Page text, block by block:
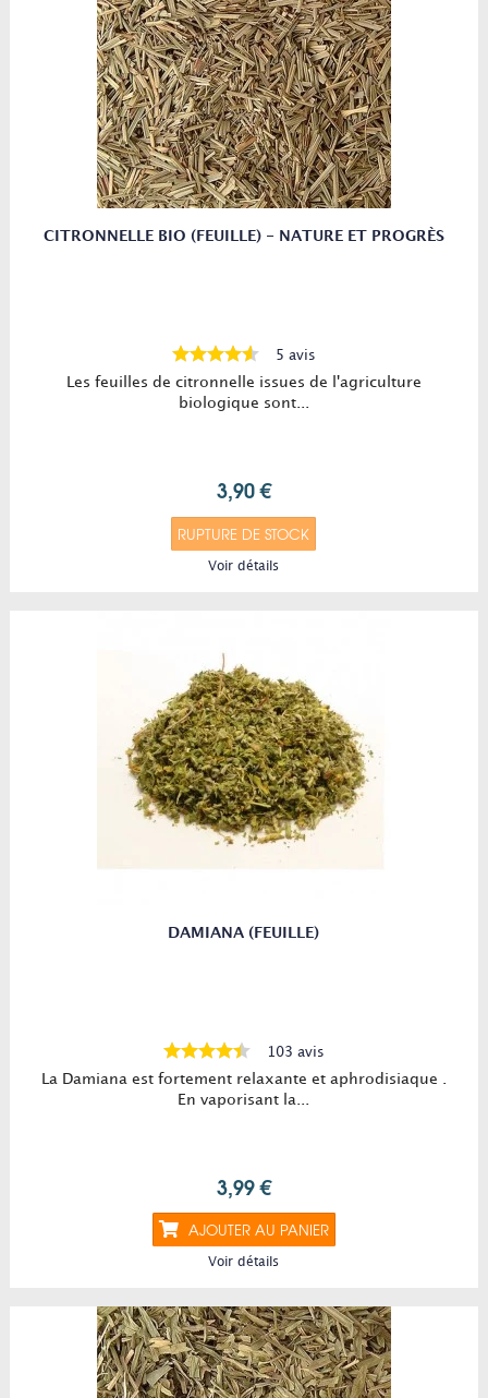
CITRONNELLE BIO (FEUILLE) - NATURE ET PROGRÈS
5 avis
Les feuilles de citronnelle issues de l'agriculture
biologique sont...
3,90 €
RUPTURE DE STOCK
Voir détails
DAMIANA (FEUILLE)
103 avis
La Damiana est fortement relaxante et aphrodisiaque .
En vaporisant la...
3,99 €
AJOUTER AU PANIER
Voir détails